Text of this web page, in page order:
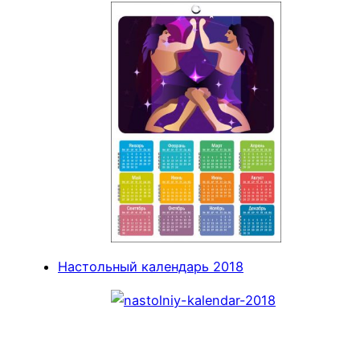
Настольный календарь 2018